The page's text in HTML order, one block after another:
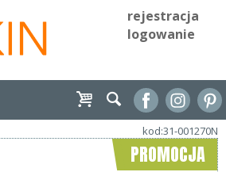
rejestracja
logowanie
kod:31-001270N
PROMOCJA